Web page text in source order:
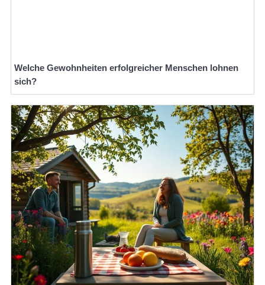
Welche Gewohnheiten erfolgreicher Menschen lohnen
sich?